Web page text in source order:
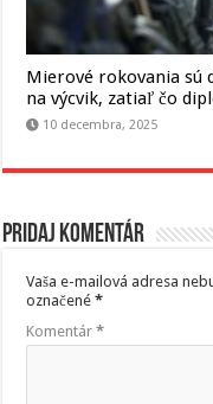
Mierové rokovania sú
na výcvik, zatiaľ čo
10 decembra, 2025
Pridaj komentár
Vaša e-mailová adresa
označené*
Komentár*